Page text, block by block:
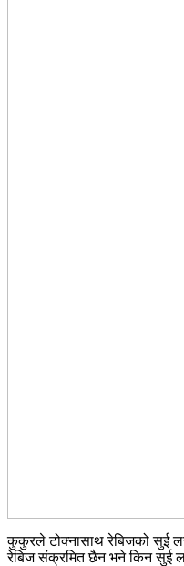
कुकुरले टोक्नासाथ रेबिजको सुई
रेबिज संक्रमित छैन भने किन सुई